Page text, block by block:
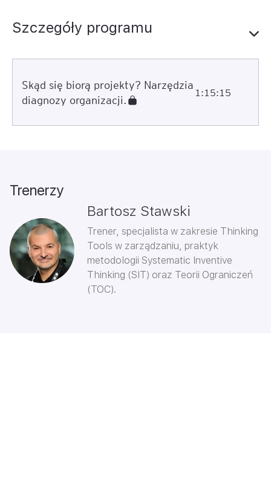
Szczegóły programu
Skąd się biorą projekty? Narzędzia
diagnozy organizacji.
1:15:15
Trenerzy
Bartosz Stawski
Trener, specjalista w zakresie Thinking
Tools w zarządzaniu, praktyk
metodologii Systematic Inventive
Thinking (SIT) oraz Teorii Ograniczeń
(TOC).